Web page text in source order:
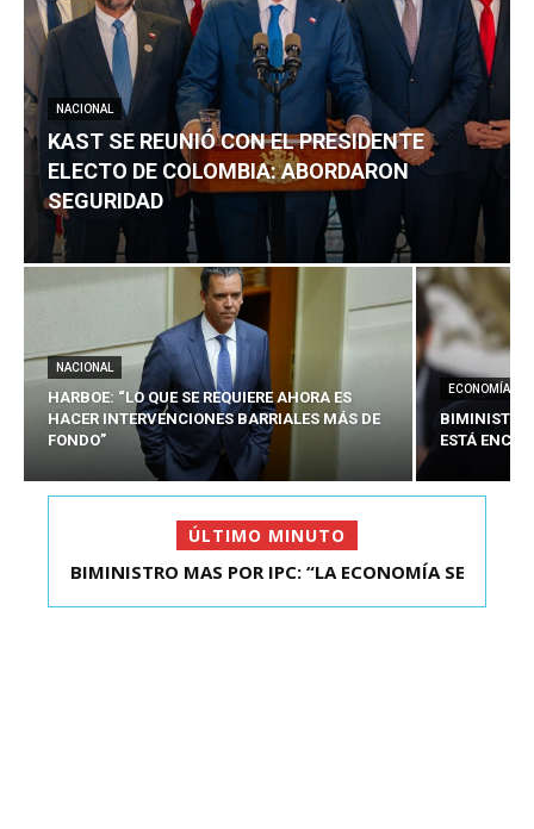
NACIONAL
KAST SE REUNIÓ CON EL PRESIDENTE
ELECTO DE COLOMBIA: ABORDARON
SEGURIDAD
NACIONAL
HARBOE: “LO QUE SE REQUIERE AHORA ES
HACER INTERVENCIONES BARRIALES MÁS DE
FONDO”
ECONOMÍA
BIMINISTRO
ESTÁ
ÚLTIMO MINUTO
BIMINISTRO MAS POR IPC: “LA ECONOMÍA SE